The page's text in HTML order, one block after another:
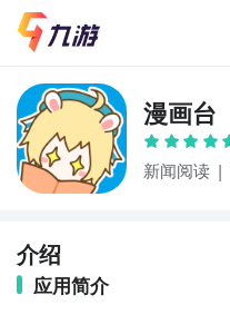
漫画台
新闻阅读 |
介绍
应用简介